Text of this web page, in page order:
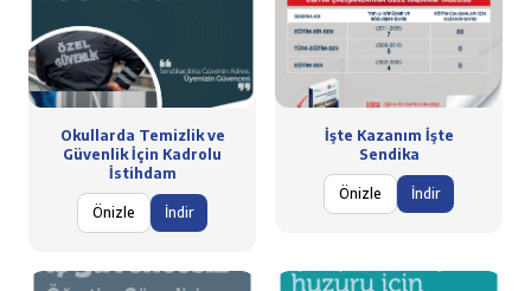
Okullarda Temizlik ve
Güvenlik İçin Kadrolu
İstihdam
Önizle İndir
İşte Kazanım İşte
Sendika
Önizle İndir